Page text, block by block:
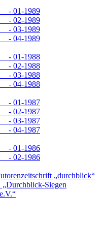
„durchblick“
Siegen